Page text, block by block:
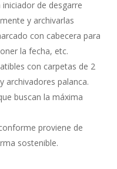
de desgarre
y archivarlas
con cabecera para
la fecha, etc.
con carpetas de 2
archivadores palanca.
buscan la máxima
proviene de
sostenible.